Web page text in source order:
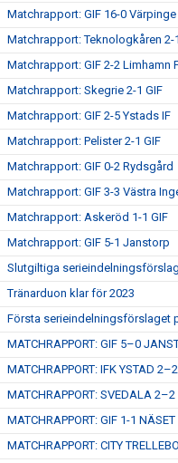
Matchrapport: GIF 16-0 Värpinge
Matchrapport: Teknologkåren 2-
Matchrapport: GIF 2-2 Limhamn
Matchrapport: Skegrie 2-1 GIF
Matchrapport: GIF 2-5 Ystads IF
Matchrapport: Pelister 2-1 GIF
Matchrapport: GIF 0-2 Rydsgård
Matchrapport: GIF 3-3 Västra
Matchrapport: Askeröd 1-1 GIF
Matchrapport: GIF 5-1 Janstorp
Slutgiltiga
Tränarduon klar för 2023
Första serieindelningsförslaget
MATCHRAPPORT: GIF 5–0
MATCHRAPPORT: IFK YSTAD
MATCHRAPPORT: SVEDALA 2–2
MATCHRAPPORT: GIF 1-1 NÄSET
MATCHRAPPORT: CITY